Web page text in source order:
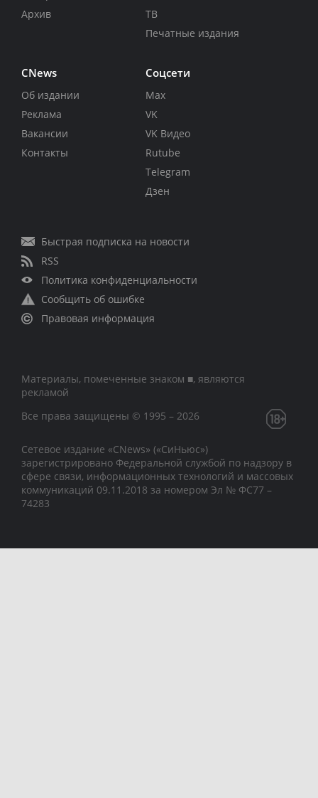
Архив
ТВ
Печатные издания
CNews
Об издании
Реклама
Вакансии
Контакты
Соцсети
Max
VK
VK Видео
Rutube
Telegram
Дзен
Быстрая подписка на новости
RSS
Политика конфиденциальности
Сообщить об ошибке
Правовая информация
Материалы, помеченные знаком ■, являются
рекламой
Все права защищены © 1995 – 2026
Сетевое издание «CNews» («СиНьюс»)
зарегистрировано Федеральной службой по надзору в
сфере связи, информационных технологий и массовых
коммуникаций 09.11.2018 за номером Эл № ФС77 –
74283